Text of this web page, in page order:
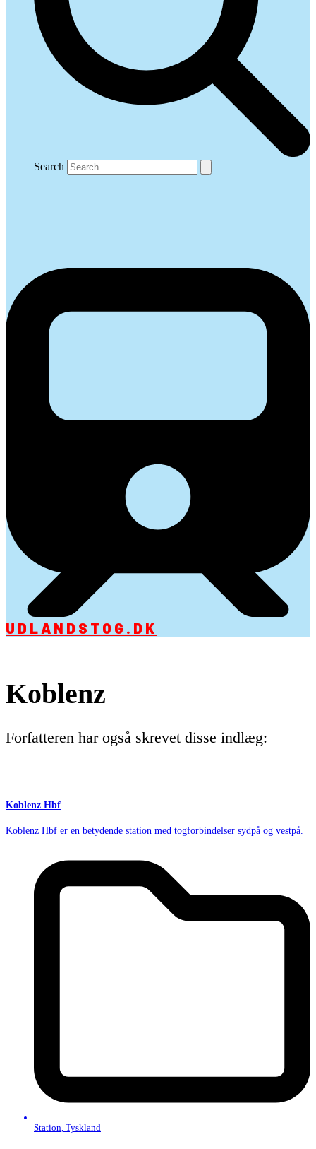
Search
UDLANDSTOG.DK
Koblenz
Forfatteren har også skrevet disse indlæg:
Koblenz Hbf
Koblenz Hbf er en betydende station med togforbindelser sydpå og vestpå.
Station, Tyskland